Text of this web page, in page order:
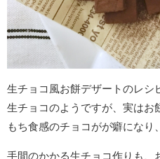
生チョコ風お餅デザートのレシ
生チョコのようですが、実はお
もち食感のチョコがが癖になり
手間のかかる生チョコ作りも、